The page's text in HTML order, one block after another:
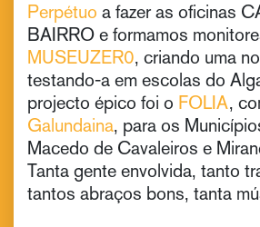
Perpétuo a fazer as oficinas
BAIRRO e formamos
MUSEUZER0, criando uma
testando-a em escolas do
projecto épico foi o FOLIA,
Galundaina, para os
Macedo de Cavaleiros e
Tanta gente envolvida, tanto
tantos abraços bons, tanta